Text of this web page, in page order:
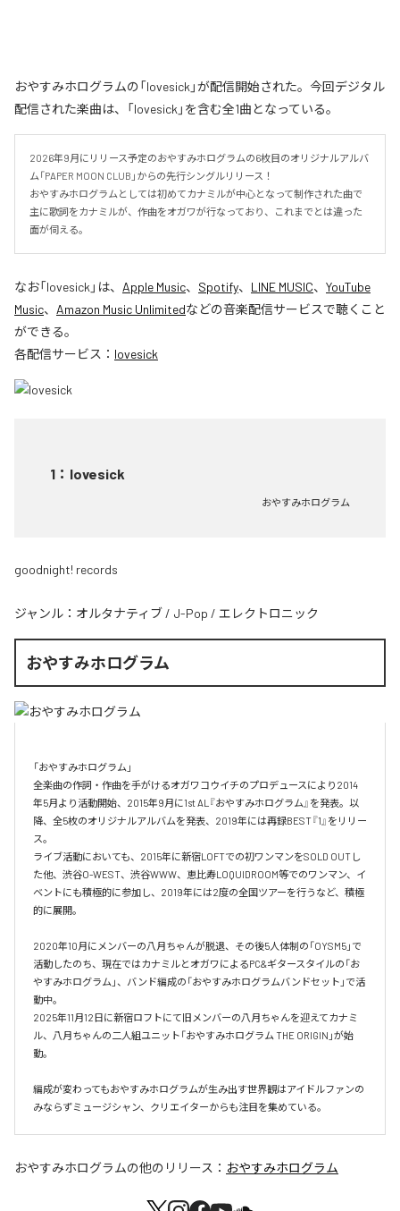
おやすみホログラムの「lovesick」が配信開始された。今回デジタル
配信された楽曲は、「lovesick」を含む全1曲となっている。
2026年9月にリリース予定のおやすみホログラムの6枚目のオリジナルアルバ
ム「PAPER MOON CLUB」からの先行シングルリリース！
おやすみホログラムとしては初めてカナミルが中心となって制作された曲で
主に歌詞をカナミルが、作曲をオガワが行なっており、これまでとは違った
面が伺える。
なお「lovesick 」は、 Apple Music、 Spotify、 LINE MUSIC、 YouTube
Music、 Amazon Music Unlimitedなどの音楽配信サービスで聴くこと
ができる。
各配信サービス： lovesick
1 ： lovesick
おやすみホログラム
goodnight! records
ジャンル： オルタナティブ / J-Pop / エレクトロニック
おやすみホログラム
「おやすみホログラム」
全楽曲の作詞・作曲を⼿がけるオガワコウイチのプロデュースにより2014
年5⽉より活動開始、2015年9⽉に1st AL『おやすみホログラム』を発表。以
降、全5枚のオリジナルアルバムを発表、2019年には再録BEST『1』をリリー
ス。
ライブ活動においても、2015年に新宿LOFTでの初ワンマンをSOLD OUTし
た他、渋⾕O-WEST、渋⾕WWW、恵⽐寿LOQUIDROOM等でのワンマン、イ
ベントにも積極的に参加し、2019年には2度の全国ツアーを⾏うなど、積極
的に展開。
2020年10月にメンバーの八月ちゃんが脱退、その後5人体制の「OYSM5」で
活動したのち、現在ではカナミルとオガワによるPC&ギタースタイルの「お
やすみホログラム」、バンド編成の「おやすみホログラムバンドセット」で活
動中。
2025年11月12日に新宿ロフトにて旧メンバーの八月ちゃんを迎えてカナミ
ル、八月ちゃんの二人組ユニット「おやすみホログラム THE ORIGIN」が始
動。
編成が変わってもおやすみホログラムが⽣み出す世界観はアイドルファンの
おやすみホログラムの他のリリース： おやすみホログラム